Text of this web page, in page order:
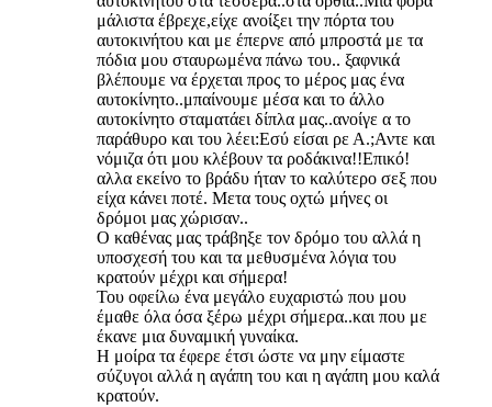
μάλιστα έβρεχε,είχε ανοίξει την πόρτα του
αυτοκινήτου και με έπερνε από μπροστά με τα
πόδια μου σταυρωμένα πάνω του.. ξαφνικά
βλέπουμε να έρχεται προς το μέρος μας ένα
αυτοκίνητο..μπαίνουμε μέσα και το άλλο
αυτοκίνητο σταματάει δίπλα μας..ανοίγε α το
παράθυρο και του λέει:Εσύ είσαι ρε Α.;Αντε και
νόμιζα ότι μου κλέβουν τα ροδάκινα!!Επικό!
αλλα εκείνο το βράδυ ήταν το καλύτερο σεξ που
είχα κάνει ποτέ. Μετα τους οχτώ μήνες οι
δρόμοι μας χώρισαν..
Ο καθένας μας τράβηξε τον δρόμο του αλλά η
υποσχεσή του και τα μεθυσμένα λόγια του
κρατούν μέχρι και σήμερα!
Του οφείλω ένα μεγάλο ευχαριστώ που μου
έμαθε όλα όσα ξέρω μέχρι σήμερα..και που με
έκανε μια δυναμική γυναίκα.
Η μοίρα τα έφερε έτσι ώστε να μην είμαστε
σύζυγοι αλλά η αγάπη του και η αγάπη μου καλά
κρατούν.